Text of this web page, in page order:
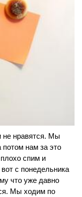
не нравятся. Мы
потом нам за это
спим и
с понедельника
что уже давно
Мы ходим по